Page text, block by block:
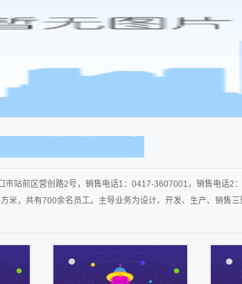
管理层
历史沿革
市站前区营创路2号，销售电话1：0417-3607001，销售电话
米，共有700余名员工。主导业务为设计、开发、生产、销售